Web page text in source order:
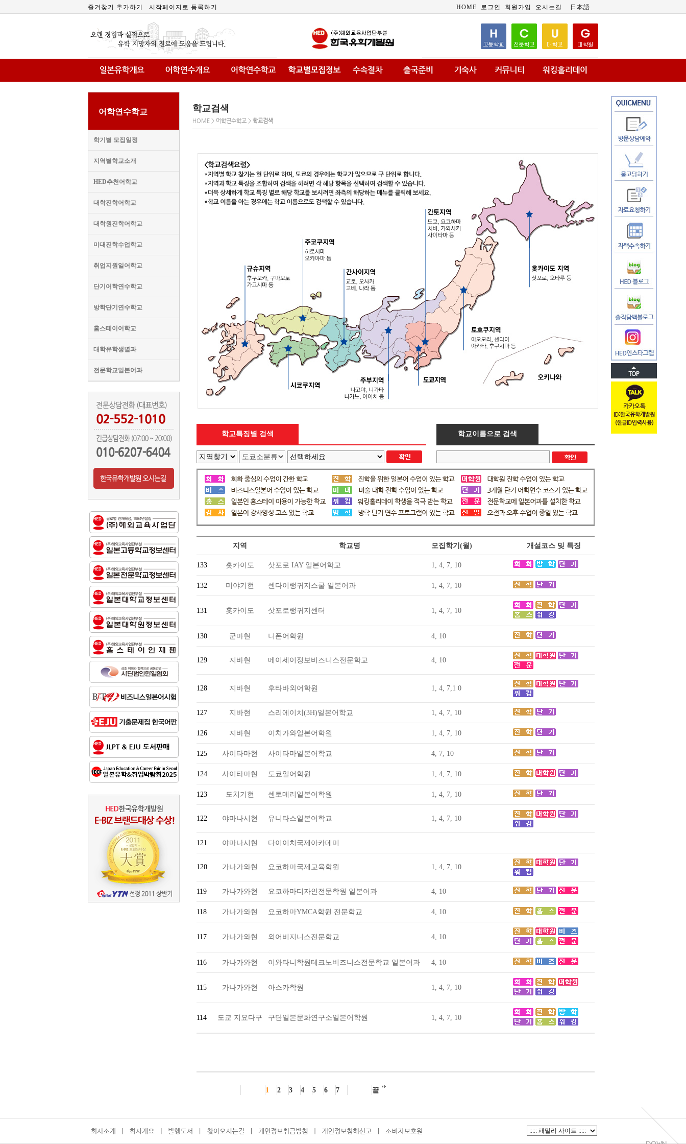
즐겨찾기 추가하기 시작페이지로 등록하기 HOME 로그인 회원가입 오시는길 日本語
어학연수학교
학기별 모집일정
지역별학교소개
HED추천어학교
대학진학어학교
대학원진학어학교
미대진학수업학교
취업지원일어학교
단기어학연수학교
방학단기연수학교
홈스테이어학교
대학유학생별과
전문학교일본어과
학교검색
HOME > 어학연수학교 > 학교검색
학교특징별 검색 학교이름으로 검색
지역 학교명 모집학기(월) 개설코스 밎 특징
133 홋카이도 삿포로 IAY 일본어학교 1, 4, 7, 10
132 미야기현 센다이랭귀지스쿨 일본어과 1, 4, 7, 10
131 홋카이도 삿포로랭귀지센터 1, 4, 7, 10
130 군마현 니폰어학원 4, 10
129 지바현 메이세이정보비즈니스전문학교 4, 10
128 지바현 후타바외어학원 1, 4, 7,1 0
127 지바현 스리에이치(3H)일본어학교 1, 4, 7, 10
126 지바현 이치가와일본어학원 1, 4, 7, 10
125 사이타마현 사이타마일본어학교 4, 7, 10
124 사이타마현 도쿄일어학원 1, 4, 7, 10
123 도치기현 센토메리일본어학원 1, 4, 7, 10
122 야마나시현 유니타스일본어학교 1, 4, 7, 10
121 야마나시현 다이이치국제아카데미
120 가나가와현 요코하마국제교육학원 1, 4, 7, 10
119 가나가와현 요코하마디자인전문학원 일본어과 4, 10
118 가나가와현 요코하마YMCA학원 전문학교 4, 10
117 가나가와현 외어비지니스전문학교 4, 10
116 가나가와현 이와타니학원테크노비즈니스전문학교 일본어과 4, 10
115 가나가와현 아스카학원 1, 4, 7, 10
114 도쿄 지요다구 구단일본문화연구소일본어학원 1, 4, 7, 10
1 2 3 4 5 6 7 끝